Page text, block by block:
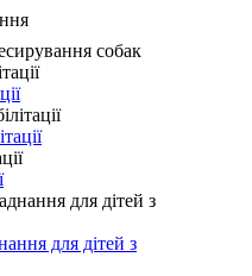
собак
для дітей з